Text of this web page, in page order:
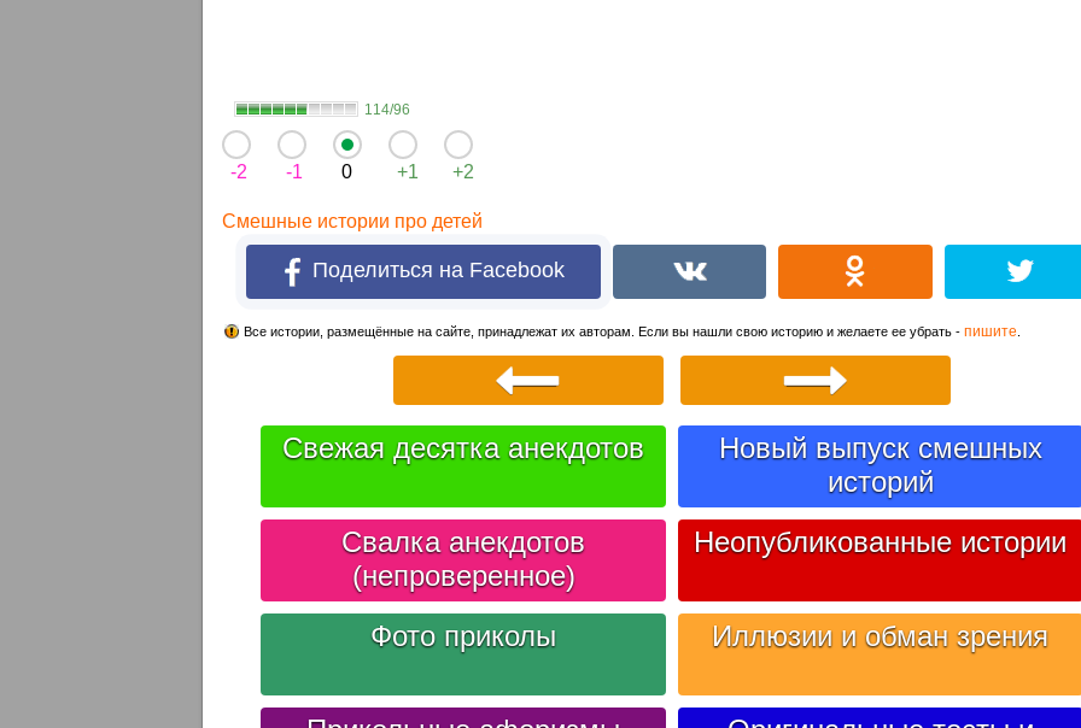
114/96
-2 -1 0 +1 +2
Смешные истории про детей
Поделиться на Facebook
Все истории, размещённые на сайте, принадлежат их авторам. Если вы нашли свою историю и желаете ее убрать - пишите
Свежая десятка анекдотов
Новый выпуск смешных
историй
Свалка анекдотов
(непроверенное)
Неопубликованные истории
Фото приколы Иллюзии и обман зрения